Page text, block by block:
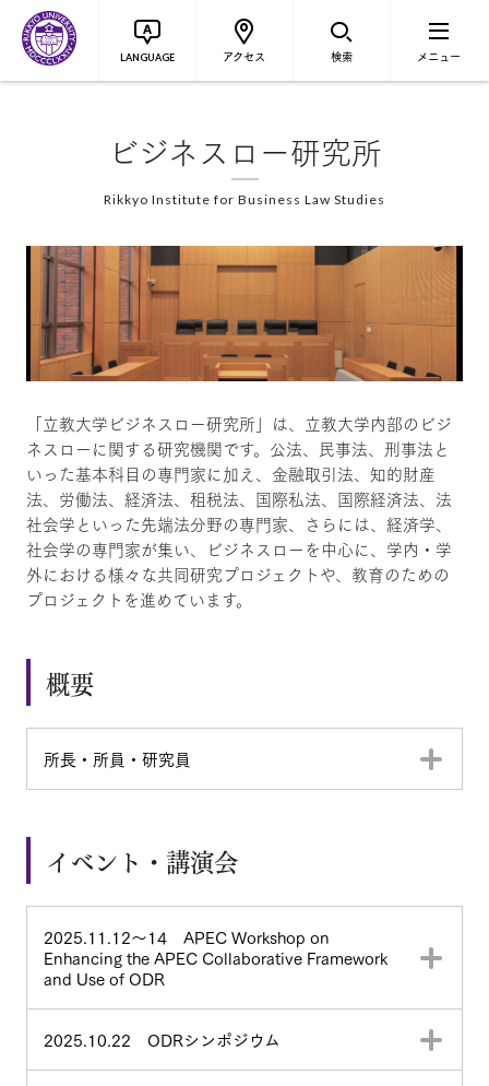
LANGUAGE アクセス 検索 メニュー
ビジネスロー研究所
Rikkyo Institute for Business Law Studies
「立教大学ビジネスロー研究所」は、立教大学内部のビジ
ネスローに関する研究機関です。公法、民事法、刑事法と
いった基本科目の専門家に加え、金融取引法、知的財産
法、労働法、経済法、租税法、国際私法、国際経済法、法
社会学といった先端法分野の専門家、さらには、経済学、
社会学の専門家が集い、ビジネスローを中心に、学内・学
外における様々な共同研究プロジェクトや、教育のための
プロジェクトを進めています。
概要
所長・所員・研究員
イベント・講演会
2025.11.12～14 APEC Workshop on
Enhancing the APEC Collaborative Framework
and Use of ODR
2025.10.22 ODRシンポジウム